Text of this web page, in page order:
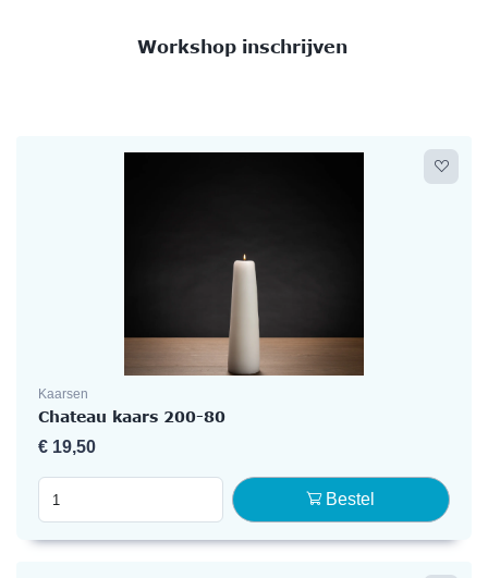
Workshop inschrijven
Kaarsen
Chateau kaars 200-80
€ 19,50
Bestel